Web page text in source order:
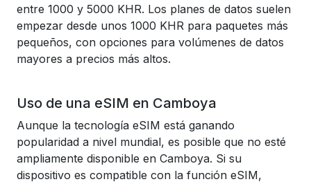
entre 1000 y 5000 KHR. Los planes de datos suelen
empezar desde unos 1000 KHR para paquetes más
pequeños, con opciones para volúmenes de datos
mayores a precios más altos.
Uso de una eSIM en Camboya
Aunque la tecnología eSIM está ganando
popularidad a nivel mundial, es posible que no esté
ampliamente disponible en Camboya. Si su
dispositivo es compatible con la función eSIM,